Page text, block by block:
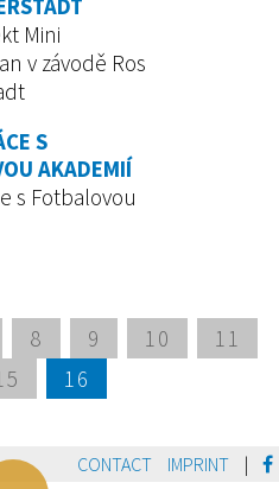
Mini
v závodě Ros
S
AKADEMIÍ
s Fotbalovou
8 9 10
11
16
CONTACT IMPRINT |